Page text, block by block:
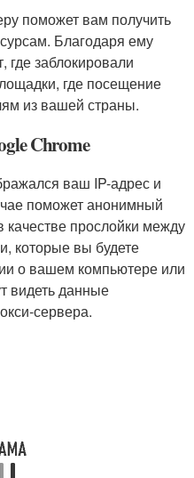
поможет вам получить
Благодаря ему
заблокировали
где посещение
из вашей страны.
Chrome
ваш IP-адрес и
поможет анонимный
качестве прослойки между
которые вы будете
о вашем компьютере или
видеть данные
сервера.